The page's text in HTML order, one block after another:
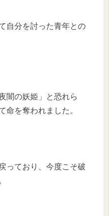
自分を討った青年との
闇の妖姫」と恐れら
命を奪われました。
っており、今度こそ破